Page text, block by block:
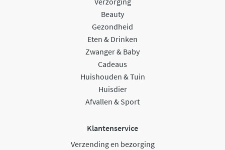
Beauty
Gezondheid
Eten & Drinken
Zwanger & Baby
Cadeaus
Huishouden & Tuin
Huisdier
Afvallen & Sport
Klantenservice
Verzending en bezorging